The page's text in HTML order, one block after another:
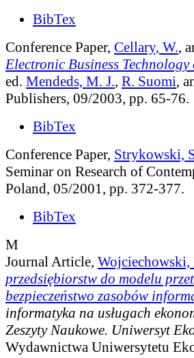
BibTex
Conference Paper, Cellary, W.,
Electronic Business
ed. Mendeds, M. J., R. Suomi,
Publishers, 09/2003, pp. 65-76.
BibTex
Conference Paper, Strykowski,
Seminar on Research of
Poland, 05/2001, pp. 372-377.
BibTex
M
Journal Article, Wojciechowski,
przedsiębiorstw do modelu
bezpieczeństwo zasobów
informatyka na usługach
Zeszyty Naukowe. Uniwersyt
Wydawnictwa Uniwersytetu